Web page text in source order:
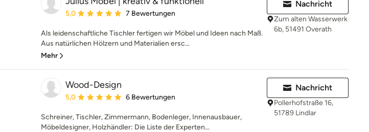
Durchschnittliche Bewertung: 5 von 5 Sternen
5,0 7 Bewertungen
Als leidenschaftliche Tischler fertigen wir Möbel und Ideen nach Maß.
Aus natürlichen Hölzern und Materialien ersc...
Mehr
Nachricht
Zum alten Wasserwerk
6b, 51491 Overath
Wood-Design
Durchschnittliche Bewertung: 5 von 5 Sternen
5,0 6 Bewertungen
Schreiner, Tischler, Zimmermann, Bodenleger, Innenausbauer,
Möbeldesigner, Holzhändler: Die Liste der Experten...
Nachricht
Pollerhofstraße 16,
51789 Lindlar